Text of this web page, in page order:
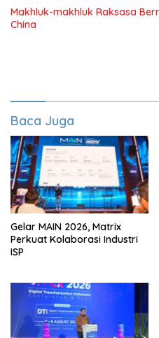
Makhluk-makhluk Raksasa
China
Baca Juga
Gelar MAIN 2026, Matrix
Perkuat Kolaborasi Industri
ISP